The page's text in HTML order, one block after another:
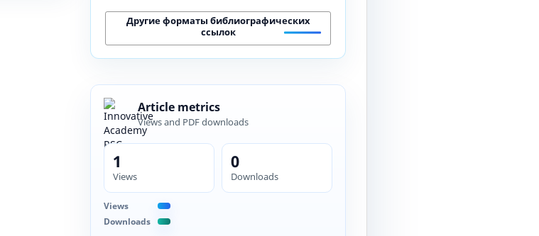
Другие форматы библиографических
ссылок
Article metrics
Views and PDF downloads
1
Views
0
Downloads
Views
Downloads